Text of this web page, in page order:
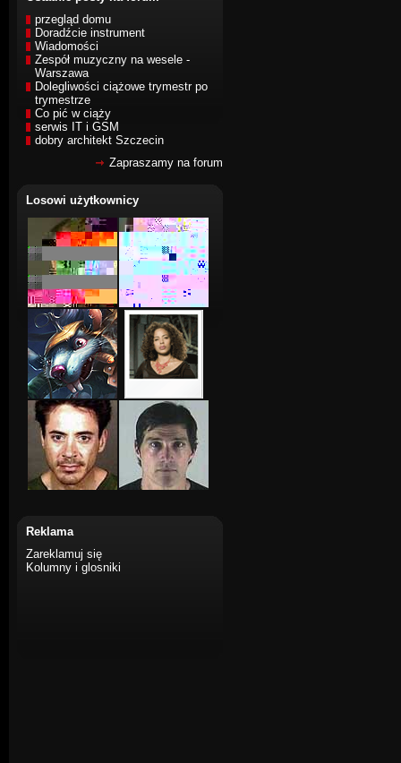
przegląd domu
Doradźcie instrument
Wiadomości
Zespół muzyczny na wesele -
Warszawa
Dolegliwości ciążowe trymestr po
trymestrze
Co pić w ciąży
serwis IT i GSM
dobry architekt Szczecin
Zapraszamy na forum
Losowi użytkownicy
Reklama
Zareklamuj się
Kolumny i glosniki